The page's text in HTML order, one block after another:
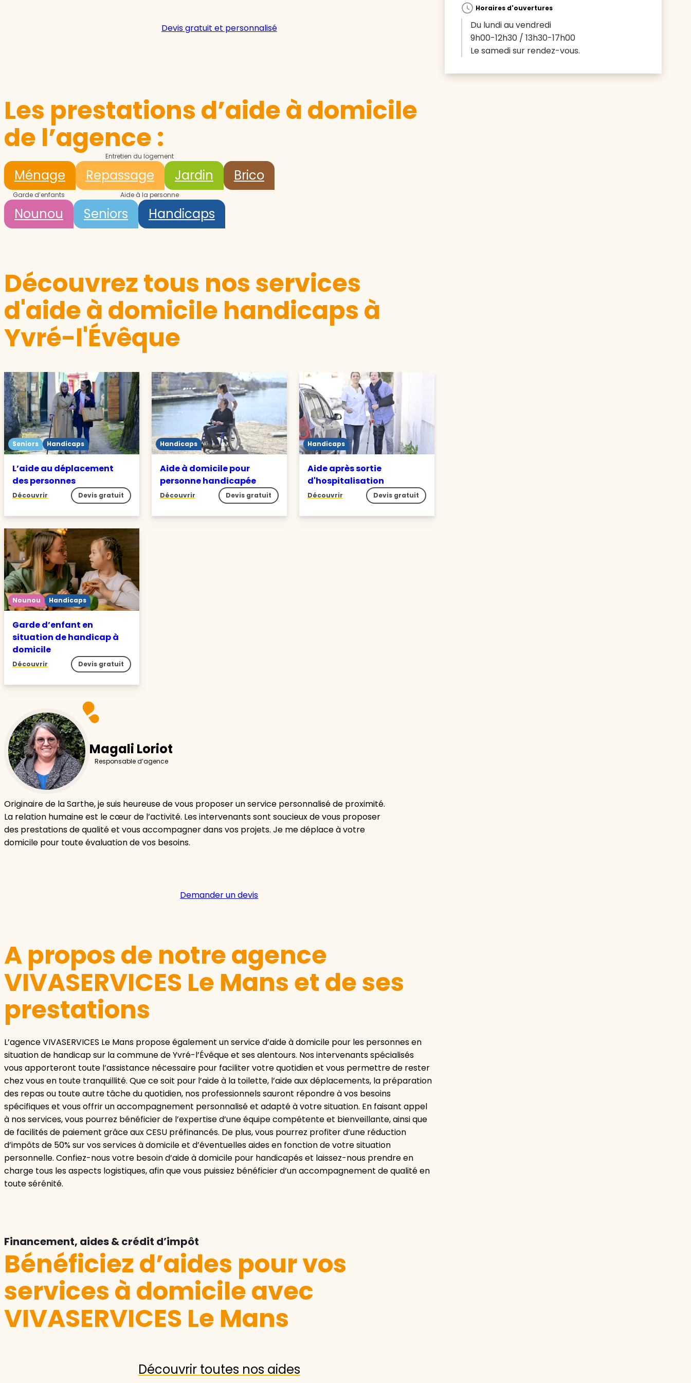
Devis gratuit et personnalisé
Les prestations d’aide à domicile
de l’agence :
Entretien du logement
Ménage Repassage Jardin Brico
Garde d’enfants
Nounou
Aide à la personne
Seniors Handicaps
Découvrez tous nos services
d'aide à domicile handicaps à
Yvré-l'Évêque
Seniors Handicaps
L’aide au déplacement
des personnes
Découvrir Devis gratuit
Handicaps
Aide à domicile pour
personne handicapée
Découvrir Devis gratuit
Handicaps
Aide après sortie
d'hospitalisation
Découvrir Devis gratuit
Nounou Handicaps
Garde d’enfant en
situation de handicap à
domicile
Découvrir Devis gratuit
Magali Loriot
Responsable d’agence
Originaire de la Sarthe, je suis heureuse de vous proposer un service personnalisé de proximité.
La relation humaine est le cœur de l’activité. Les intervenants sont soucieux de vous proposer
des prestations de qualité et vous accompagner dans vos projets. Je me déplace à votre
domicile pour toute évaluation de vos besoins.
Demander un devis
A propos de notre agence
VIVASERVICES Le Mans et de ses
prestations
L’agence VIVASERVICES Le Mans propose également un service d’aide à domicile pour les personnes en
situation de handicap sur la commune de Yvré-l’Évêque et ses alentours. Nos intervenants spécialisés
vous apporteront toute l’assistance nécessaire pour faciliter votre quotidien et vous permettre de rester
chez vous en toute tranquillité. Que ce soit pour l’aide à la toilette, l’aide aux déplacements, la préparation
des repas ou toute autre tâche du quotidien, nos professionnels sauront répondre à vos besoins
spécifiques et vous offrir un accompagnement personnalisé et adapté à votre situation. En faisant appel
à nos services, vous pourrez bénéficier de l’expertise d’une équipe compétente et bienveillante, ainsi que
de facilités de paiement grâce aux CESU préfinancés. De plus, vous pourrez profiter d’une réduction
d’impôts de 50% sur vos services à domicile et d’éventuelles aides en fonction de votre situation
personnelle. Confiez-nous votre besoin d’aide à domicile pour handicapés et laissez-nous prendre en
charge tous les aspects logistiques, afin que vous puissiez bénéficier d’un accompagnement de qualité en
toute sérénité.
Financement, aides & crédit d’impôt
Bénéficiez d’aides pour vos
services à domicile avec
VIVASERVICES Le Mans
Découvrir toutes nos aides
Horaires d'ouvertures
Du lundi au vendredi
9h00-12h30 / 13h30-17h00
Le samedi sur rendez-vous.